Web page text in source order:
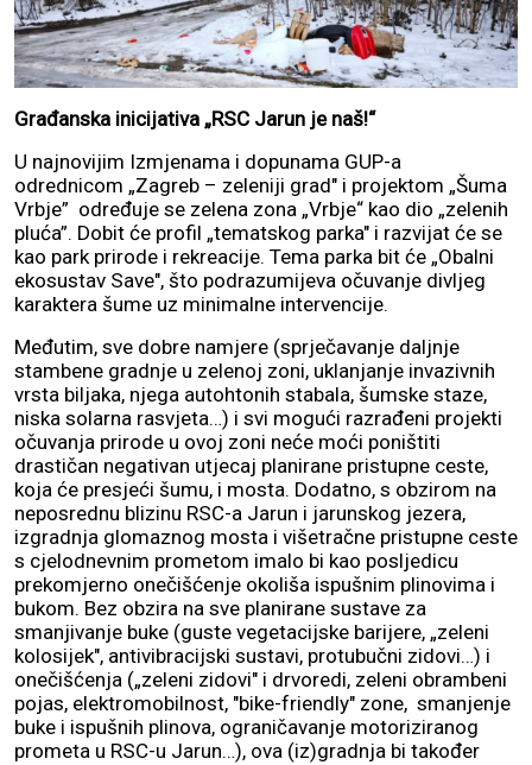
Građanska inicijativa „RSC Jarun je naš!“
U najnovijim Izmjenama i dopunama GUP-a
odrednicom „Zagreb – zeleniji grad" i projektom „Šuma
Vrbje” određuje se zelena zona „Vrbje“ kao dio „zelenih
pluća”. Dobit će profil „tematskog parka" i razvijat će se
kao park prirode i rekreacije. Tema parka bit će „Obalni
ekosustav Save", što podrazumijeva očuvanje divljeg
karaktera šume uz minimalne intervencije.
Međutim, sve dobre namjere (sprječavanje daljnje
stambene gradnje u zelenoj zoni, uklanjanje invazivnih
vrsta biljaka, njega autohtonih stabala, šumske staze,
niska solarna rasvjeta…) i svi mogući razrađeni projekti
očuvanja prirode u ovoj zoni neće moći poništiti
drastičan negativan utjecaj planirane pristupne ceste,
koja će presjeći šumu, i mosta. Dodatno, s obzirom na
neposrednu blizinu RSC-a Jarun i jarunskog jezera,
izgradnja glomaznog mosta i višetračne pristupne ceste
s cjelodnevnim prometom imalo bi kao posljedicu
prekomjerno onečišćenje okoliša ispušnim plinovima i
bukom. Bez obzira na sve planirane sustave za
smanjivanje buke (guste vegetacijske barijere, „zeleni
kolosijek", antivibracijski sustavi, protubučni zidovi…) i
onečišćenja („zeleni zidovi" i drvoredi, zeleni obrambeni
pojas, elektromobilnost, "bike-friendly" zone, smanjenje
buke i ispušnih plinova, ograničavanje motoriziranog
prometa u RSC-u Jarun…), ova (iz)gradnja bi također